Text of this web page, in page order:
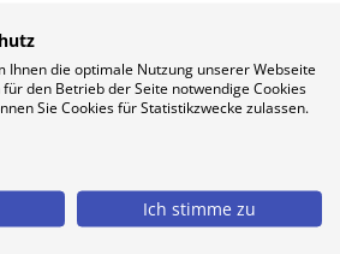
Ärzte praktiziert in
Ihnen die optimale Nutzung unserer Webseite
den Betrieb der Seite notwendige Cookies
Sie Cookies für Statistikzwecke zulassen.
Ich stimme zu